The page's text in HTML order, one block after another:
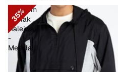
35%
Moletom
Anorak
Haleiwa
-
Mescla